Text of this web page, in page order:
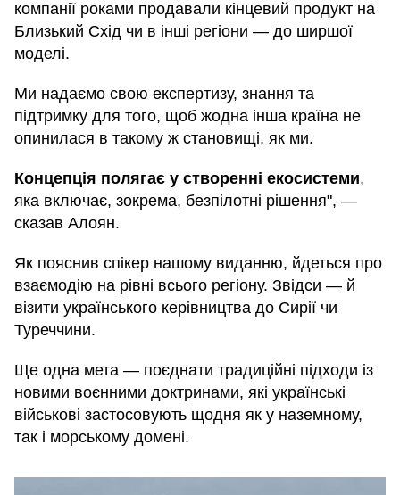
компанії роками продавали кінцевий продукт на
Близький Схід чи в інші регіони — до ширшої
моделі.
Ми надаємо свою експертизу, знання та
підтримку для того, щоб жодна інша країна не
опинилася в такому ж становищі, як ми.
Концепція полягає у створенні екосистеми,
яка включає, зокрема, безпілотні рішення", —
сказав Алоян.
Як пояснив спікер нашому виданню, йдеться про
взаємодію на рівні всього регіону. Звідси — й
візити українського керівництва до Сирії чи
Туреччини.
Ще одна мета — поєднати традиційні підходи із
новими воєнними доктринами, які українські
військові застосовують щодня як у наземному,
так і морському домені.